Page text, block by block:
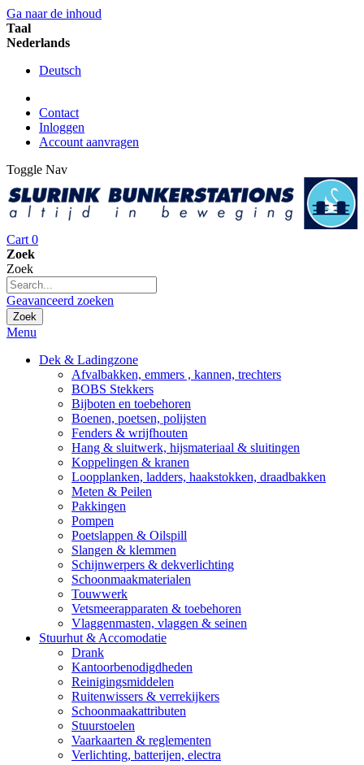
Ga naar de inhoud
Taal
Nederlands
Deutsch
Contact
Inloggen
Account aanvragen
Toggle Nav
Cart 0
Zoek
Zoek
Geavanceerd zoeken
Zoek
Menu
Dek & Ladingzone
Afvalbakken, emmers , kannen, trechters
BOBS Stekkers
Bijboten en toebehoren
Boenen, poetsen, polijsten
Fenders & wrijfhouten
Hang & sluitwerk, hijsmateriaal & sluitingen
Koppelingen & kranen
Loopplanken, ladders, haakstokken, draadbakken
Meten & Peilen
Pakkingen
Pompen
Poetslappen & Oilspill
Slangen & klemmen
Schijnwerpers & dekverlichting
Schoonmaakmaterialen
Touwwerk
Vetsmeerapparaten & toebehoren
Vlaggenmasten, vlaggen & seinen
Stuurhut & Accomodatie
Drank
Kantoorbenodigdheden
Reinigingsmiddelen
Ruitenwissers & verrekijkers
Schoonmaakattributen
Stuurstoelen
Vaarkaarten & reglementen
Verlichting, batterijen, electra